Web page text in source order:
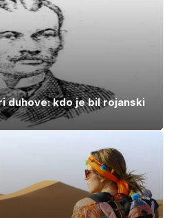
duhove: kdo je bil rojanski